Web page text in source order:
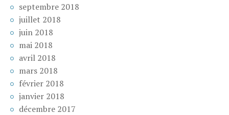
septembre 2018
juillet 2018
juin 2018
mai 2018
avril 2018
mars 2018
février 2018
janvier 2018
décembre 2017